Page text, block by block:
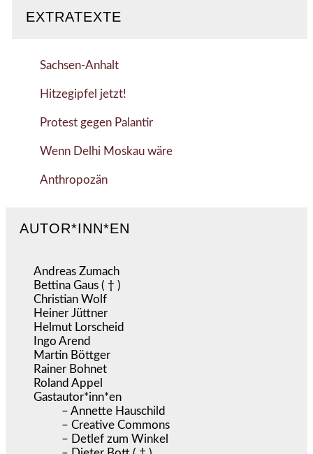
EXTRATEXTE
Sachsen-Anhalt
Hitzegipfel jetzt!
Protest gegen Palantir
Wenn Delhi Moskau wäre
Anthropozän
AUTOR*INN*EN
Andreas Zumach
Bettina Gaus ( † )
Christian Wolf
Heiner Jüttner
Helmut Lorscheid
Ingo Arend
Martin Böttger
Rainer Bohnet
Roland Appel
Gastautor*inn*en
– Annette Hauschild
– Creative Commons
– Detlef zum Winkel